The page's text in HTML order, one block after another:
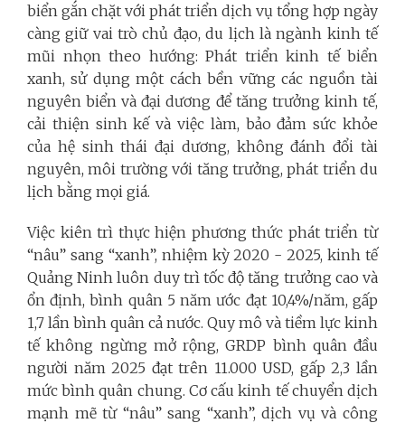
biển gắn chặt với phát triển dịch vụ tổng hợp ngày
càng giữ vai trò chủ đạo, du lịch là ngành kinh tế
mũi nhọn theo hướng: Phát triển kinh tế biển
xanh, sử dụng một cách bền vững các nguồn tài
nguyên biển và đại dương để tăng trưởng kinh tế,
cải thiện sinh kế và việc làm, bảo đảm sức khỏe
của hệ sinh thái đại dương, không đánh đổi tài
nguyên, môi trường với tăng trưởng, phát triển du
lịch bằng mọi giá.
Việc kiên trì thực hiện phương thức phát triển từ
“nâu” sang “xanh”, nhiệm kỳ 2020 - 2025, kinh tế
Quảng Ninh luôn duy trì tốc độ tăng trưởng cao và
ổn định, bình quân 5 năm ước đạt 10,4%/năm, gấp
1,7 lần bình quân cả nước. Quy mô và tiềm lực kinh
tế không ngừng mở rộng, GRDP bình quân đầu
người năm 2025 đạt trên 11.000 USD, gấp 2,3 lần
mức bình quân chung. Cơ cấu kinh tế chuyển dịch
mạnh mẽ từ “nâu” sang “xanh”, dịch vụ và công